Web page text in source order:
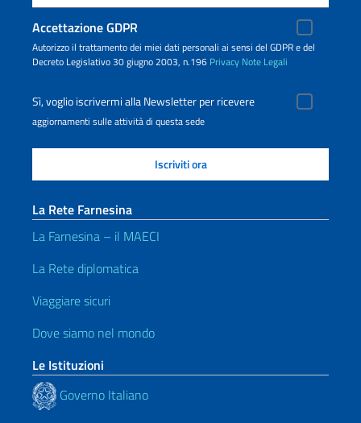
Accettazione GDPR
Autorizzo il trattamento dei miei dati personali ai sensi del GDPR e del
Decreto Legislativo 30 giugno 2003, n.196 Privacy Note Legali
Sì, voglio iscrivermi alla Newsletter per ricevere
aggiornamenti sulle attività di questa sede
La Rete Farnesina
La Farnesina – il MAECI
La Rete diplomatica
Viaggiare sicuri
Dove siamo nel mondo
Le Istituzioni
Governo Italiano